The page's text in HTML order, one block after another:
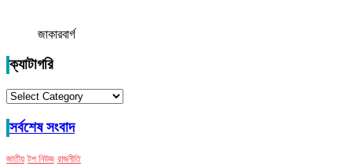
জাকারবার্গ
ক্যাটাগরি
ক্যাটাগরি
সর্বশেষ সংবাদ
জাতীয় টপ নিউজ রাজনীতি